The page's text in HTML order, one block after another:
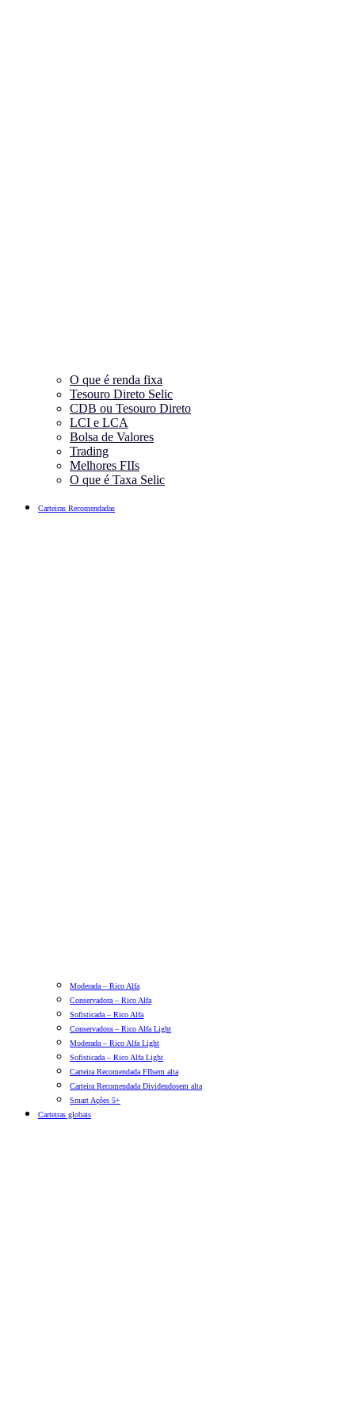
O que é renda fixa
Tesouro Direto Selic
CDB ou Tesouro Direto
LCI e LCA
Bolsa de Valores
Trading
Melhores FIIs
O que é Taxa Selic
Carteiras Recomendadas
Moderada – Rico Alfa
Conservadora – Rico Alfa
Sofisticada – Rico Alfa
Conservadora – Rico Alfa Light
Moderada – Rico Alfa Light
Sofisticada – Rico Alfa Light
Carteira Recomendada FIIsem alta
Carteira Recomendada Dividendosem alta
Smart Ações 5+
Carteiras globais